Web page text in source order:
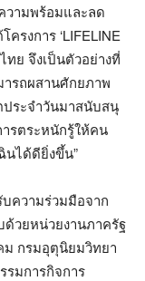
วามพร้อมและลด
รงการ ‘LIFELINE
ทย จึงเป็นตัวอย่างที่
ารถผสานศักยภาพ
ระจำวันมาสนับสนุ
รตระหนักรู้ให้คน
ได้ดียิ่งขึ้น”
บความร่วมมือจาก
วยหน่วยงานภาครัฐ
ม กรมอุตุนิยมวิทยา
มการกิจการ